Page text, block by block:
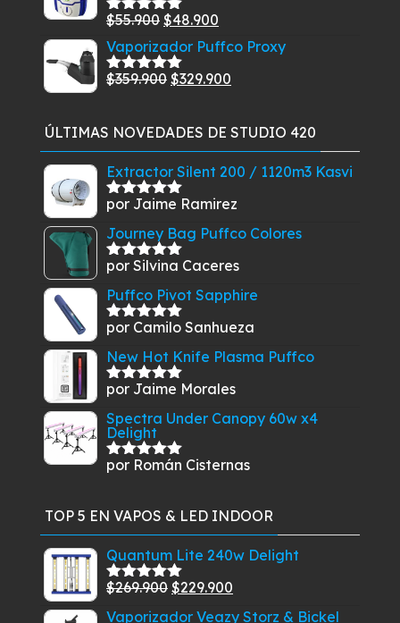
era:
$49.900.$45.900.
Valorado
5.00
5
$55.900 El
precio
original
era:
$48.900
precio
es:
Vaporizador Puffco Proxy
Valorado
$359.900 El
original
$359.900.
$329.900
actual
$329.900.
ÚLTIMAS NOVEDADES DE STUDIO 420
Extractor Silent 200 / 1120m3 Kasvi
Valorado
por Jaime Ramirez
Journey Bag Puffco Colores
Valorado
por Silvina Caceres
Puffco Pivot Sapphire
Valorado
por Camilo Sanhueza
New Hot Knife Plasma Puffco
Valorado
por Jaime Morales
Spectra Under Canopy 60w x4
Delight
Valorado
por Román Cisternas
TOP 5 EN VAPOS & LED INDOOR
Quantum Lite 240w Delight
Valorado
5
$269.900 El
precio
$229.900
precio
Vaporizador Veazy Storz & Bickel